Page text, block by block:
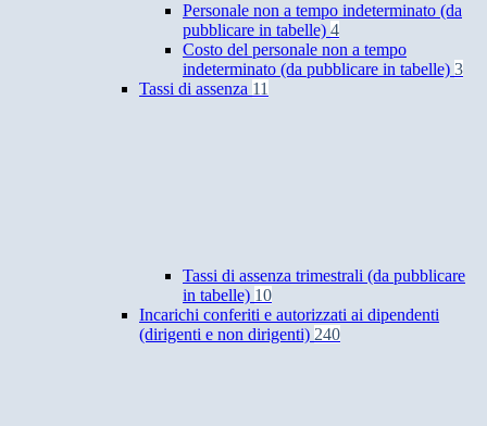
Personale non a tempo indeterminato (da
pubblicare in tabelle) 4
Costo del personale non a tempo
indeterminato (da pubblicare in tabelle) 3
Tassi di assenza 11
Tassi di assenza trimestrali (da pubblicare
in tabelle) 10
Incarichi conferiti e autorizzati ai dipendenti
(dirigenti e non dirigenti) 240